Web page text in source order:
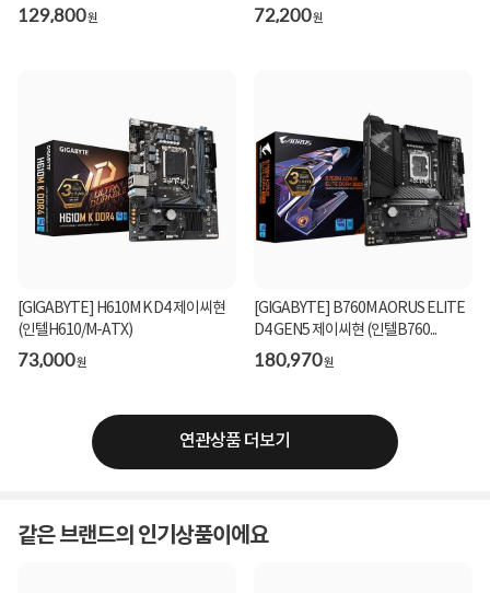
129,800원 72,200원
[GIGABYTE] H610M K D4 제이씨현
(인텔H610/M-ATX)
73,000원
[GIGABYTE] B760M AORUS ELITE
D4 GEN5 제이씨현 (인텔B760...
180,970원
연관상품 더보기
같은 브랜드의 인기상품이에요